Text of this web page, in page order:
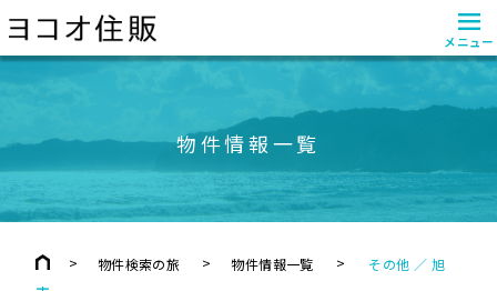
≡
メニュー
物件情報一覧
物件検索の旅 物件情報一覧
その他 ／ 旭